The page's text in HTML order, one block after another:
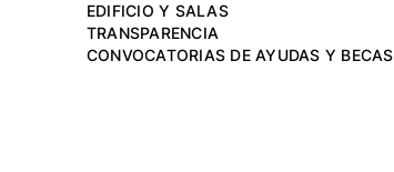
EDIFICIO Y SALAS
TRANSPARENCIA
CONVOCATORIAS DE AYUDAS Y BECAS